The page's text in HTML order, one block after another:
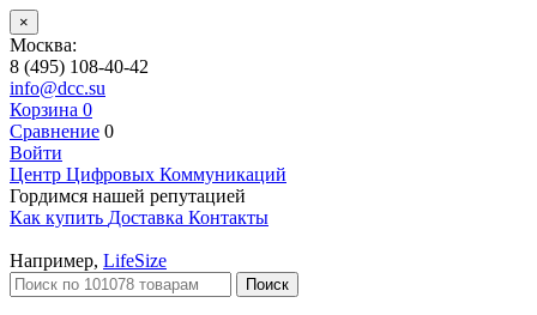
×
Москва:
8 (495) 108-40-42
info@dcc.su
Корзина 0
Сравнение 0
Войти
Центр Цифровых Коммуникаций
Гордимся нашей репутацией
Как купить Доставка Контакты
Например, LifeSize
Поиск